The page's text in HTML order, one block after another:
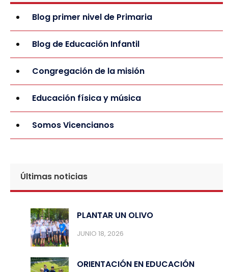
Blog primer nivel de Primaria
Blog de Educación Infantil
Congregación de la misión
Educación física y música
Somos Vicencianos
Últimas noticias
PLANTAR UN OLIVO
JUNIO 18, 2026
ORIENTACIÓN EN EDUCACIÓN